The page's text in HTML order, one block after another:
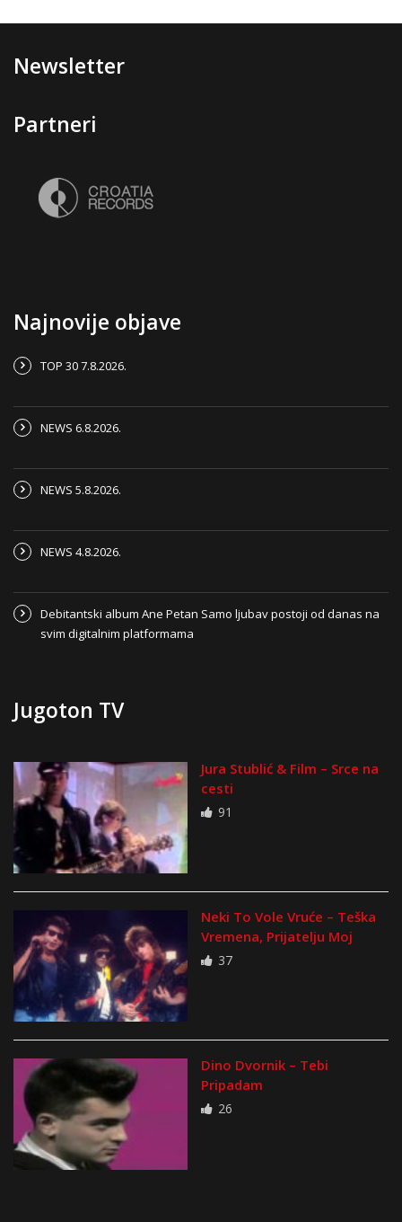
Newsletter
Partneri
Najnovije objave
TOP 30 7.8.2026.
NEWS 6.8.2026.
NEWS 5.8.2026.
NEWS 4.8.2026.
Debitantski album Ane Petan Samo ljubav postoji od danas na
svim digitalnim platformama
Jugoton TV
Jura Stublić & Film – Srce na
cesti
91
Neki To Vole Vruće – Teška
Vremena, Prijatelju Moj
37
Dino Dvornik – Tebi
Pripadam
26